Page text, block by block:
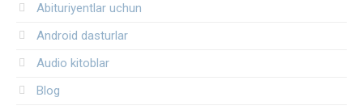
Abituriyentlar uchun
Android dasturlar
Audio kitoblar
Blog